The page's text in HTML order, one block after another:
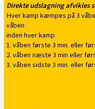
Direkte udslagning afvikles
Hver kamp kæmpes på 3
våben
inden hver kamp
1. våben første 3 min. eller
2. våben næste 3 min eller
3. våben sidste 3 min. eller